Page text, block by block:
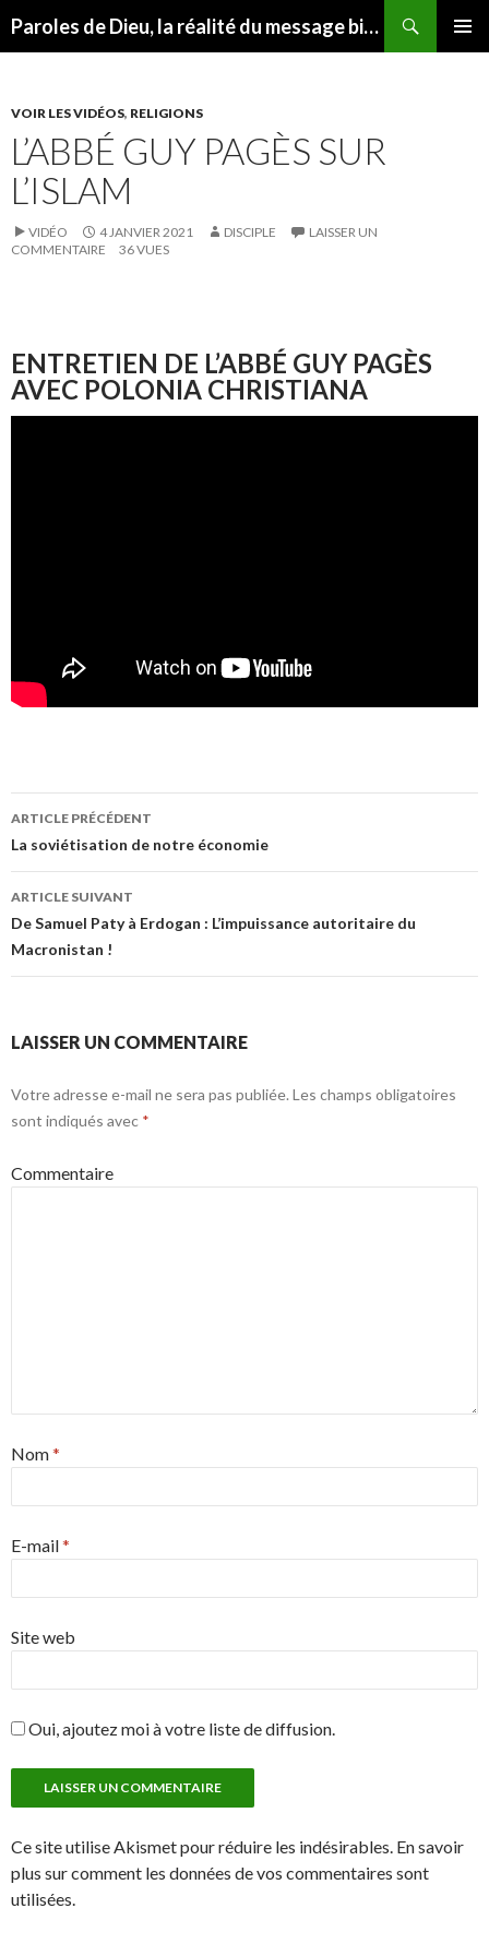
Paroles de Dieu, la réalité du message biblique
VOIR LES VIDÉOS, RELIGIONS
L’ABBÉ GUY PAGÈS SUR
L’ISLAM
VIDÉO 4 JANVIER 2021 DISCIPLE
LAISSER UN
COMMENTAIRE
36 VUES
ENTRETIEN DE L’ABBÉ GUY PAGÈS
AVEC POLONIA CHRISTIANA
Navigation
des
articles
ARTICLE PRÉCÉDENT
La soviétisation de notre économie
ARTICLE SUIVANT
De Samuel Paty à Erdogan : L’impuissance autoritaire du
Macronistan !
LAISSER UN COMMENTAIRE
Votre adresse e-mail ne sera pas publiée. Les champs obligatoires
sont indiqués avec *
Commentaire
Nom*
E-mail*
Site web
Oui, ajoutez moi à votre liste de diffusion.
Ce site utilise Akismet pour réduire les indésirables. En savoir
plus sur comment les données de vos commentaires sont
utilisées.